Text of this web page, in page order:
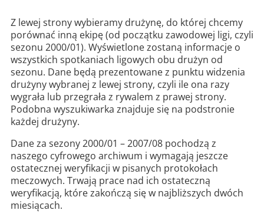
Z lewej strony wybieramy drużynę, do której chcemy
porównać inną ekipę (od początku zawodowej ligi, czyli
sezonu 2000/01). Wyświetlone zostaną informacje o
wszystkich spotkaniach ligowych obu drużyn od
sezonu. Dane będą prezentowane z punktu widzenia
drużyny wybranej z lewej strony, czyli ile ona razy
wygrała lub przegrała z rywalem z prawej strony.
Podobna wyszukiwarka znajduje się na podstronie
każdej drużyny.
Dane za sezony 2000/01 – 2007/08 pochodzą z
naszego cyfrowego archiwum i wymagają jeszcze
ostatecznej weryfikacji w pisanych protokołach
meczowych. Trwają prace nad ich ostateczną
weryfikacją, które zakończą się w najbliższych dwóch
miesiącach.